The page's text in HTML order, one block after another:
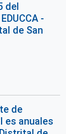
del
-
de San
de
es anuales